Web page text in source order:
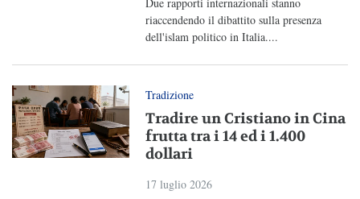
riaccendendo il dibattito sulla presenza
dell'islam politico in Italia....
Tradizione
Tradire un Cristiano in Cina
frutta tra i 14 ed i 1.400
dollari
17 luglio 2026